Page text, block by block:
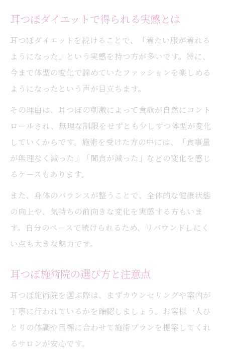
耳つぼダイエットで得られる実感とは
耳つぼダイエットを続けることで、「着たい服が着れる
ようになった」という実感を持つ方が多いです。特に、
今まで体型の変化で諦めていたファッションを楽しめる
ようになったという声が目立ちます。
その理由は、耳つぼの刺激によって食欲が自然にコント
ロールされ、無理な制限をせずとも少しずつ体型が変化
していくからです。施術を受けた方の中には、「食事量
が無理なく減った」「間食が減った」などの変化を感じ
るケースもあります。
また、身体のバランスが整うことで、全体的な健康状態
の向上や、気持ちの前向きな変化を実感する方もいま
す。自分のペースで続けられるため、リバウンドしにく
い点も大きな魅力です。
耳つぼ施術院の選び方と注意点
耳つぼ施術院を選ぶ際は、まずカウンセリングや案内が
丁寧に行われているかを確認しましょう。お客様一人ひ
とりの体調や目標に合わせて施術プランを提案してくれ
るサロンが安心です。